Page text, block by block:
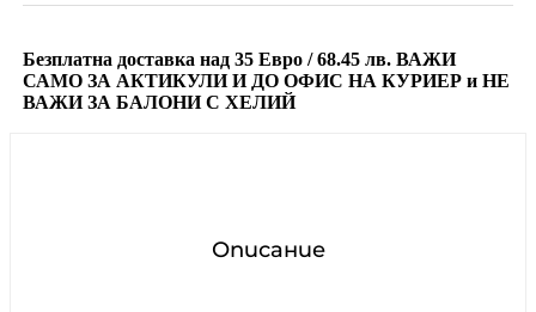
Безплатна доставка над 35 Евро / 68.45 лв.ВАЖИ
САМО ЗА АКТИКУЛИ И ДО ОФИС НА КУРИЕР и НЕ
ВАЖИ ЗА БАЛОНИ С ХЕЛИЙ
Описание